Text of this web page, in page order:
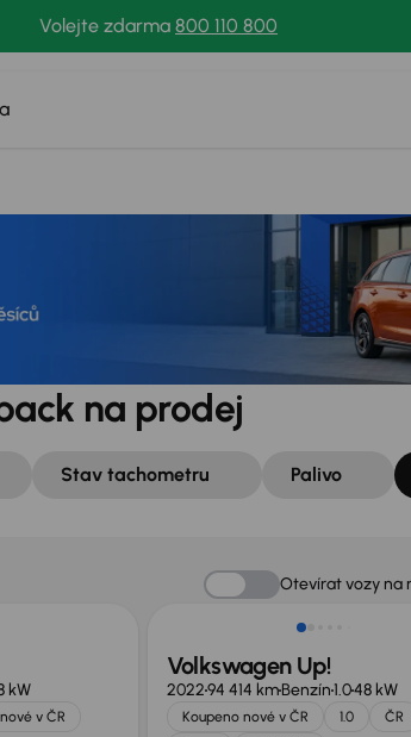
Volejte zdarma 800 110 800
na prodej
Stav tachometru Palivo
Otevírat vozy na
kW
v ČR
Možnost odpočtu DPH
Volkswagen Up!
202294 414 kmBenzín1.048 kW
Koupeno nové v ČR 1.0
ČR